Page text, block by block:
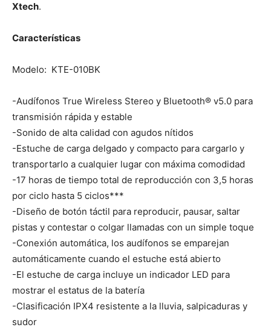
Xtech.
Características
Modelo: KTE-010BK
-Audífonos True Wireless Stereo y Bluetooth® v5.0 para
transmisión rápida y estable
-Sonido de alta calidad con agudos nítidos
-Estuche de carga delgado y compacto para cargarlo y
transportarlo a cualquier lugar con máxima comodidad
-17 horas de tiempo total de reproducción con 3,5 horas
por ciclo hasta 5 ciclos***
-Diseño de botón táctil para reproducir, pausar, saltar
pistas y contestar o colgar llamadas con un simple toque
-Conexión automática, los audífonos se emparejan
automáticamente cuando el estuche está abierto
-El estuche de carga incluye un indicador LED para
mostrar el estatus de la batería
-Clasificación IPX4 resistente a la lluvia, salpicaduras y
sudor